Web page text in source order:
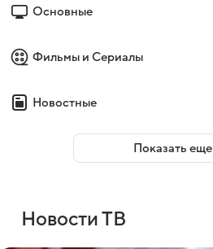
Основные
Фильмы и Сериалы
Новостные
Показать еще
Новости ТВ